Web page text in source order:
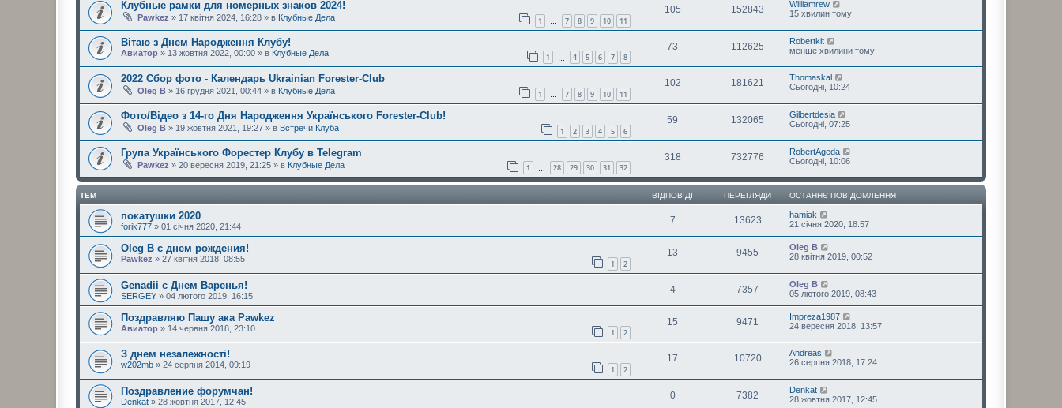
Клубные рамки для номерных знаков 2024!
Pawkez » 17 квітня 2024, 16:28 » в Клубные Дела 1 … 7 8 9 10 11
105 152843
Williamrew
15 хвилин тому
Вітаю з Днем Народження Клубу!
Авиатор » 13 жовтня 2022, 00:00 » в Клубные Дела 1 4 5 6 7 8
73 112625
Robertkit
менше хвилини тому
2022 Сбор фото - Календарь Ukrainian Forester-Club
Oleg B » 16 грудня 2021, 00:44 » в Клубные Дела 1 … 7 8 9 10 11
102 181621
Thomaskal
Сьогодні, 10:24
Фото/Відео з 14-го Дня Народження Українського Forester-Club!
Oleg B » 19 жовтня 2021, 19:27 » в Встречи Клуба 1 2 3 4 5 6
59 132065
Gilbertdesia
Сьогодні, 07:25
Група Українського Форестер Клубу в Telegram
Pawkez » 20 вересня 2019, 21:25 » в Клубные Дела 1 28 29 30 31 32
318 732776
RobertAgeda
Сьогодні, 10:06
ТЕМ ВІДПОВІДІ ПЕРЕГЛЯДИ ОСТАННЄ ПОВІДОМЛЕННЯ
покатушки 2020
forik777 » 01 січня 2020, 21:44
7 13623
hamiak
21 січня 2020, 18:57
Oleg B с днем рождения!
Pawkez » 27 квітня 2018, 08:55 1 2
13 9455
Oleg B
28 квітня 2019, 00:52
Genadii с Днем Варенья!
SERGEY » 04 лютого 2019, 16:15
4 7357
Oleg B
05 лютого 2019, 08:43
Поздравляю Пашу ака Pawkez
Авиатор » 14 червня 2018, 23:10 1 2
15 9471
Impreza1987
24 вересня 2018, 13:57
З днем ​​незалежності!
w202mb » 24 серпня 2014, 09:19 1 2
17 10720
Andreas
26 серпня 2018, 17:24
Поздравление форумчан!
Denkat » 28 жовтня 2017, 12:45
0 7382
Denkat
28 жовтня 2017, 12:45